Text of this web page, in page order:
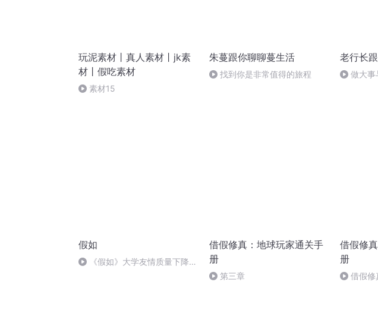
玩泥素材丨真人素材丨jk素
材丨假吃素材
素材15
朱蔓跟你聊聊蔓生活
找到你是非常值得的旅程
老行长
做大事
假如
《假如》大学友情质量下降?
借假修真：地球玩家通关手
册
第三章
借假修
册
借假修